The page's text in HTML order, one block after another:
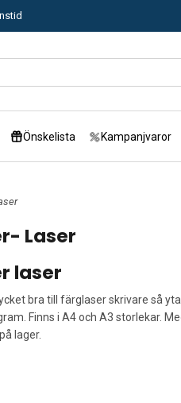
Önskelista Kampanjvaror
Laser
laser
bra till färglaser skrivare så
Finns i A4 och A3 storlekar.
lager.